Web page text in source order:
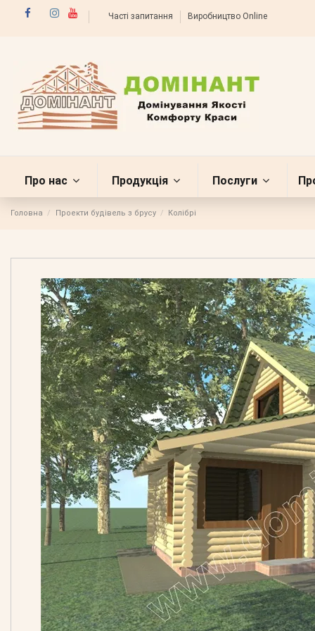
Часті запитання Виробництво Online
Про нас Продукція Послуги
Головна Проекти будівель з брусу Колібрі